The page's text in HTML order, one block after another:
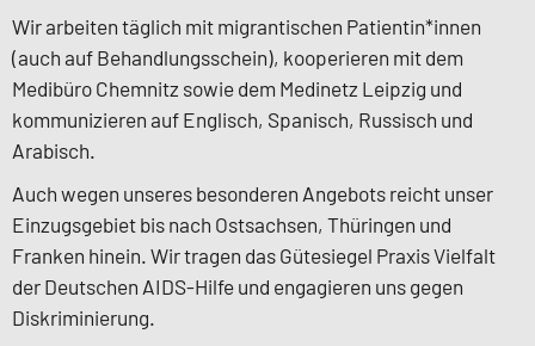
Wir arbeiten täglich mit migrantischen Patientin*innen
(auch auf Behandlungsschein), kooperieren mit dem
Medibüro Chemnitz sowie dem Medinetz Leipzig und
kommunizieren auf Englisch, Spanisch, Russisch und
Arabisch.
Auch wegen unseres besonderen Angebots reicht unser
Einzugsgebiet bis nach Ostsachsen, Thüringen und
Franken hinein. Wir tragen das Gütesiegel Praxis Vielfalt
der Deutschen AIDS-Hilfe und engagieren uns gegen
Diskriminierung.